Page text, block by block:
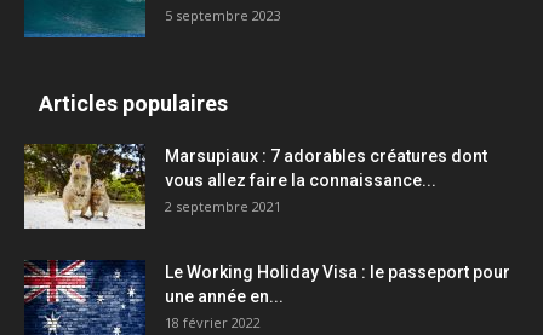
5 septembre 2023
Articles populaires
Marsupiaux : 7 adorables créatures dont
vous allez faire la connaissance...
2 septembre 2021
Le Working Holiday Visa : le passeport pour
une année en...
18 février 2022